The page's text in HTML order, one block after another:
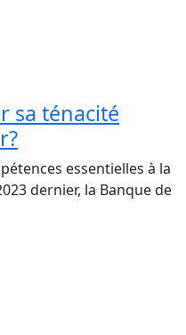
sa ténacité
essentielles à la
dernier, la Banque de